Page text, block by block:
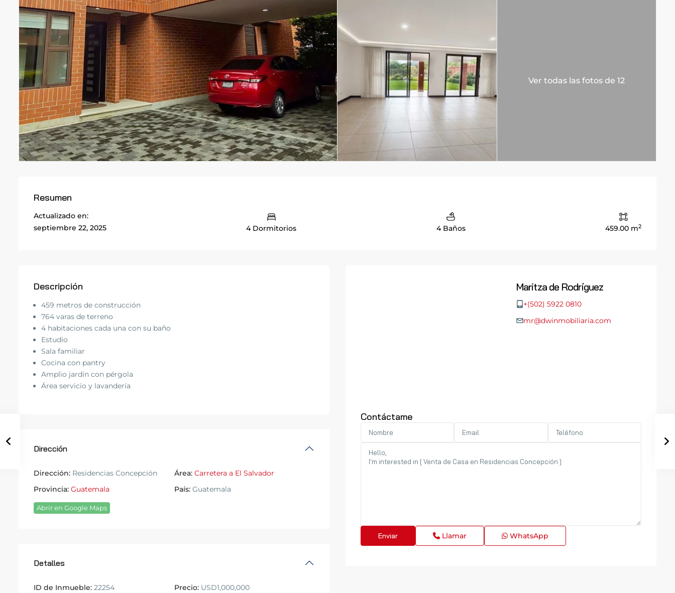
Ver todas las fotos de 12
Resumen
Actualizado en:
septiembre 22, 2025
4 Dormitorios 4 Baños 459.00 m2
Descripción
459 metros de construcción
764 varas de terreno
4 habitaciones cada una con su baño
Estudio
Sala familiar
Cocina con pantry
Amplio jardín con pérgola
Área servicio y lavandería
Dirección
Dirección: Residencias Concepción Área: Carretera a El Salvador
Provincia: Guatemala País:Guatemala
Abrir en Google Maps
Detalles
ID de Inmueble: 22254 Precio:USD1,000,000
Maritza de Rodríguez
+(502) 5922 0810
mr@dwinmobiliaria.com
Contáctame
Llamar WhatsApp